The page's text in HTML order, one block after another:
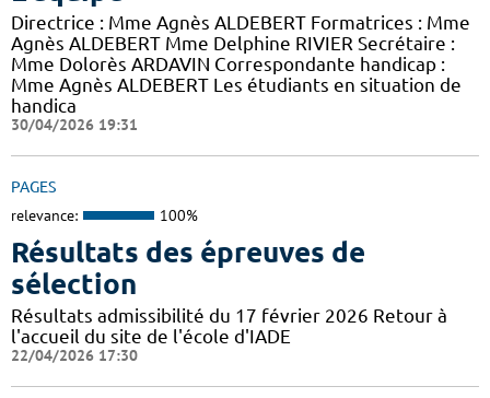
Directrice : Mme Agnès ALDEBERT Formatrices : Mme
Agnès ALDEBERT Mme Delphine RIVIER Secrétaire :
Mme Dolorès ARDAVIN Correspondante handicap :
Mme Agnès ALDEBERT Les étudiants en situation de
handica
30/04/2026 19:31
PAGES
relevance: 100%
Résultats des épreuves de
sélection
Résultats admissibilité du 17 février 2026 Retour à
l'accueil du site de l'école d'IADE
22/04/2026 17:30